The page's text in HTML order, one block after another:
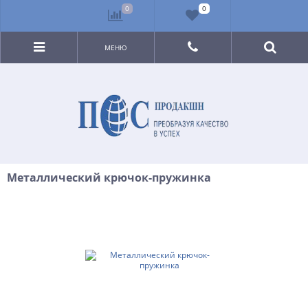
МЕНЮ
Металлический крючок-пружинка
0 0